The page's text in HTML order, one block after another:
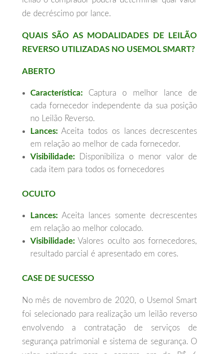
de decréscimo por lance.
QUAIS SÃO AS MODALIDADES DE LEILÃO
REVERSO UTILIZADAS NO USEMOL SMART?
ABERTO
Característica:
Captura o melhor lance de
cada fornecedor independente da sua posição
no Leilão Reverso.
Lances: Aceita todos os lances decrescentes
em relação ao melhor de cada fornecedor.
Visibilidade:
Disponibiliza o menor valor de
cada item para todos os fornecedores
OCULTO
Lances: Aceita lances somente decrescentes
em relação ao melhor colocado.
Visibilidade: Valores oculto aos fornecedores,
resultado parcial é apresentado em cores.
CASE DE SUCESSO
No mês de novembro de 2020, o Usemol Smart
foi selecionado para realização um leilão reverso
envolvendo a contratação de serviços de
segurança patrimonial e sistema de segurança. O